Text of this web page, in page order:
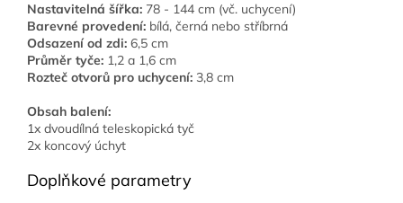
Nastavitelná šířka: 78 - 144 cm (vč. uchycení)
Barevné provedení: bílá, černá nebo stříbrná
Odsazení od zdi: 6,5 cm
Průměr tyče: 1,2 a 1,6 cm
Rozteč otvorů pro uchycení: 3,8 cm
Obsah balení:
1x dvoudílná teleskopická tyč
2x koncový úchyt
Doplňkové parametry